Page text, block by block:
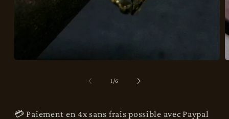
fenêtre
modale
1 /de
6
💳 Paiement en 4x sans frais possible avec Paypal